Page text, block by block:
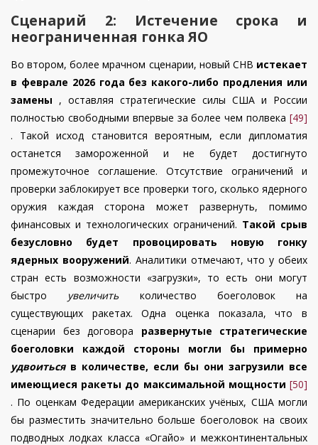
Сценарий 2: Истечение срока и
неограниченная гонка ЯО
Во втором, более мрачном сценарии, новый СНВ истекает
в феврале 2026 года без какого-либо продления или
замены , оставляя стратегические силы США и России
полностью свободными впервые за более чем полвека [49]
. Такой исход становится вероятным, если дипломатия
останется замороженной и не будет достигнуто
промежуточное соглашение. Отсутствие ограничений и
проверки заблокирует все проверки того, сколько ядерного
оружия каждая сторона может развернуть, помимо
финансовых и технологических ограничений. Такой срыв
безусловно будет провоцировать новую гонку
ядерных вооружений. Аналитики отмечают, что у обеих
стран есть возможности «загрузки», то есть они могут
быстро увеличить количество боеголовок на
существующих ракетах. Одна оценка показала, что в
сценарии без договора развернутые стратегические
боеголовки каждой стороны могли бы примерно
удвоиться в количестве, если бы они загрузили все
имеющиеся ракеты до максимальной мощности [50]
. По оценкам Федерации американских учёных, США могли
бы разместить значительно больше боеголовок на своих
подводных лодках класса «Огайо» и межконтинентальных